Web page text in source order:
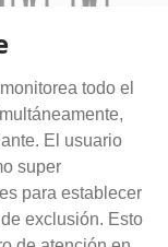
todo el
El usuario
super
para establecer
exclusión. Esto